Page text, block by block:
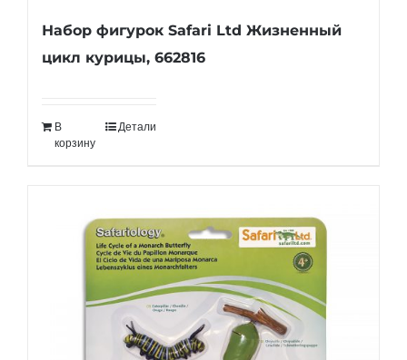
Набор фигурок Safari Ltd Жизненный
цикл курицы, 662816
В
корзину
Детали